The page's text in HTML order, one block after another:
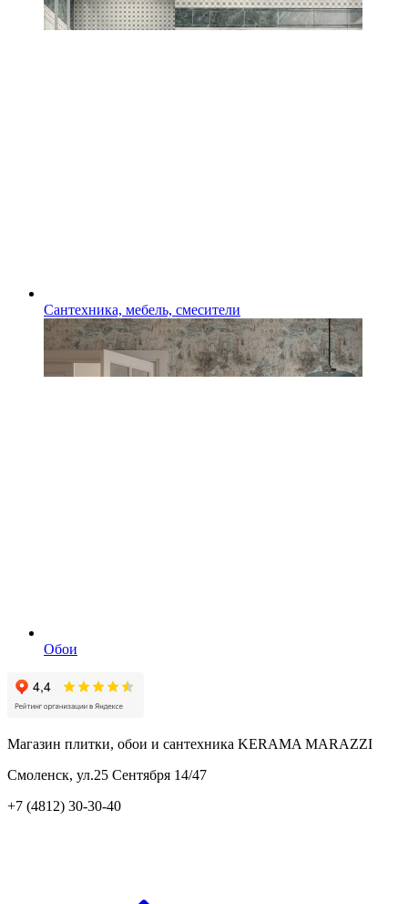
Сантехника, мебель, смесители
Обои
Магазин плитки, обои и сантехника KERAMA MARAZZI
Смоленск, ул.25 Сентября 14/47
+7 (4812) 30-30-40